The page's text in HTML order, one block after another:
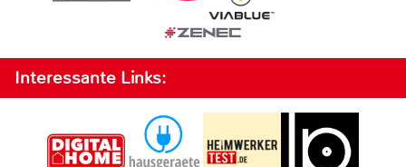
Interessante Links: